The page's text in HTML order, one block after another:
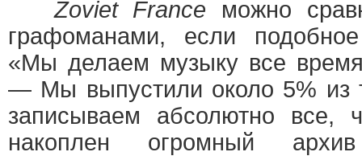
Zoviet France можно
графоманами, если
«Мы делаем музыку все
— Мы выпустили около 5% из
записываем абсолютно
накоплен огромный архив